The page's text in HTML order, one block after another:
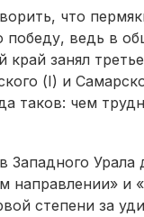
что
победу, ведь в
край занял
(I) и
таков: чем
Западного Урала
направлении» и
степени за